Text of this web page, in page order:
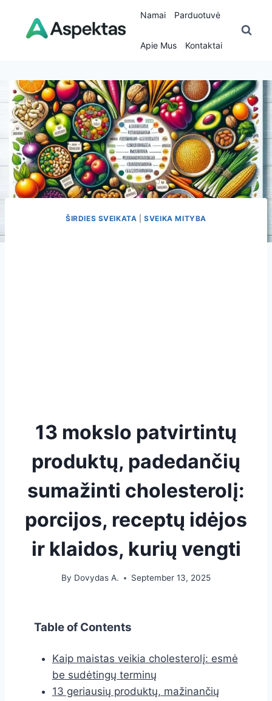
content
Namai Parduotuvė
Apie Mus Kontaktai
ŠIRDIES SVEIKATA |SVEIKA MITYBA
13 mokslo patvirtintų
produktų, padedančių
sumažinti cholesterolį:
porcijos, receptų idėjos
ir klaidos, kurių vengti
By Dovydas A. September 13, 2025
Table of Contents
Kaip maistas veikia cholesterolį: esmė
be sudėtingų terminų
13 geriausių produktų, mažinančių